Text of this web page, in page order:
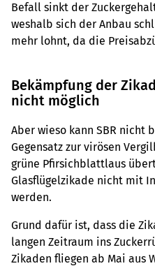
Befall sinkt der
weshalb sich der Anbau
mehr lohnt, da die
Bekämpfung der
nicht möglich
Aber wieso kann SBR nicht
Gegensatz zur virösen
grüne Pfirsichblattlaus
Glasflügelzikade nicht mit
werden.
Grund dafür ist, dass die
langen Zeitraum ins
Zikaden fliegen ab Mai aus